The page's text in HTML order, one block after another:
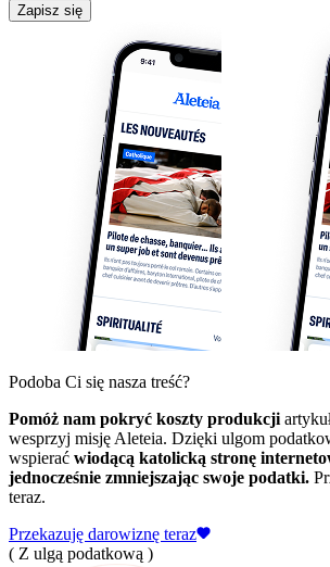
Zapisz się
Podoba Ci się nasza treść?
Pomóż nam pokryć koszty produkcji
wesprzyj misję Aleteia. Dzięki ulgom
wspierać wiodącą katolicką stronę
jednocześnie zmniejszając swoje podatki.
teraz.
Przekazuję darowiznę teraz
( Z ulgą podatkową )